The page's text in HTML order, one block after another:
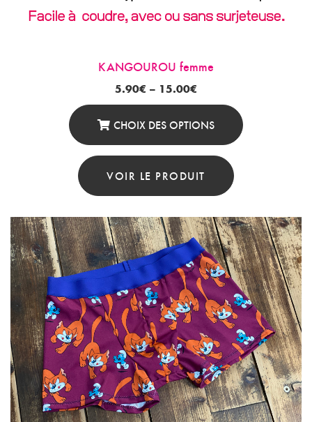
KANGOUROU femme
5.90€ – 15.00€
CHOIX DES OPTIONS
Ce
Variations.
Les
Options
Peuvent
Être
Choisies
Sur
La
Page
VOIR LE PRODUIT